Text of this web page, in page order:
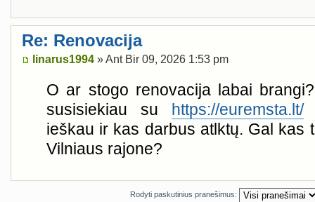
Re: Renovacija
linarus1994 » Ant Bir 09, 2026 1:53 pm
O ar stogo renovacija labai
susisiekiau su
https://euremsta.lt/
ieškau ir kas darbus atlktų. Gal kas
Vilniaus rajone?
Rodyti paskutinius pranešimus: